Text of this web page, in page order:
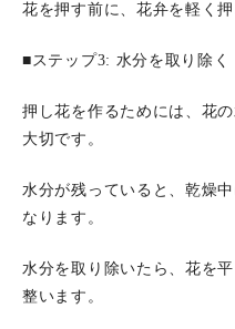
花を押す前に、花弁を軽く
■ステップ3: 水分を取り除く
押し花を作るためには、花
大切です。
水分が残っていると、乾燥
なります。
水分を取り除いたら、花を
整います。